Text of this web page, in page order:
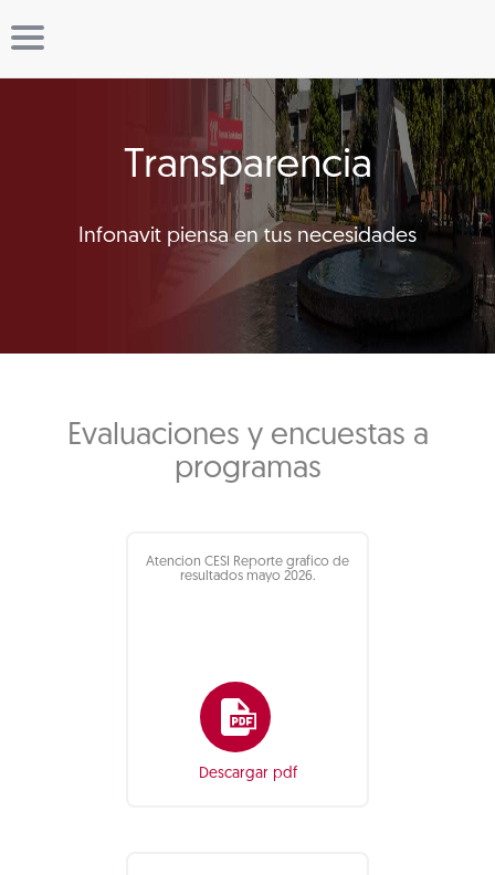
Transparencia
Infonavit piensa en tus necesidades
Evaluaciones y encuestas a
programas
Atencion CESI Reporte grafico de
resultados mayo 2026.
Descargar pdf